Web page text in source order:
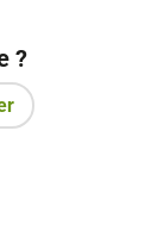
?
fenêtre)
(nouvelle
par mail